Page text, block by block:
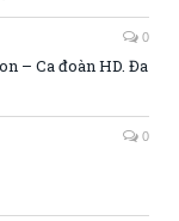
0
– Ca đoàn HD. Đa
0